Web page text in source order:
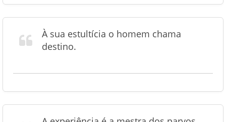
À sua estultícia o homem chama
destino.